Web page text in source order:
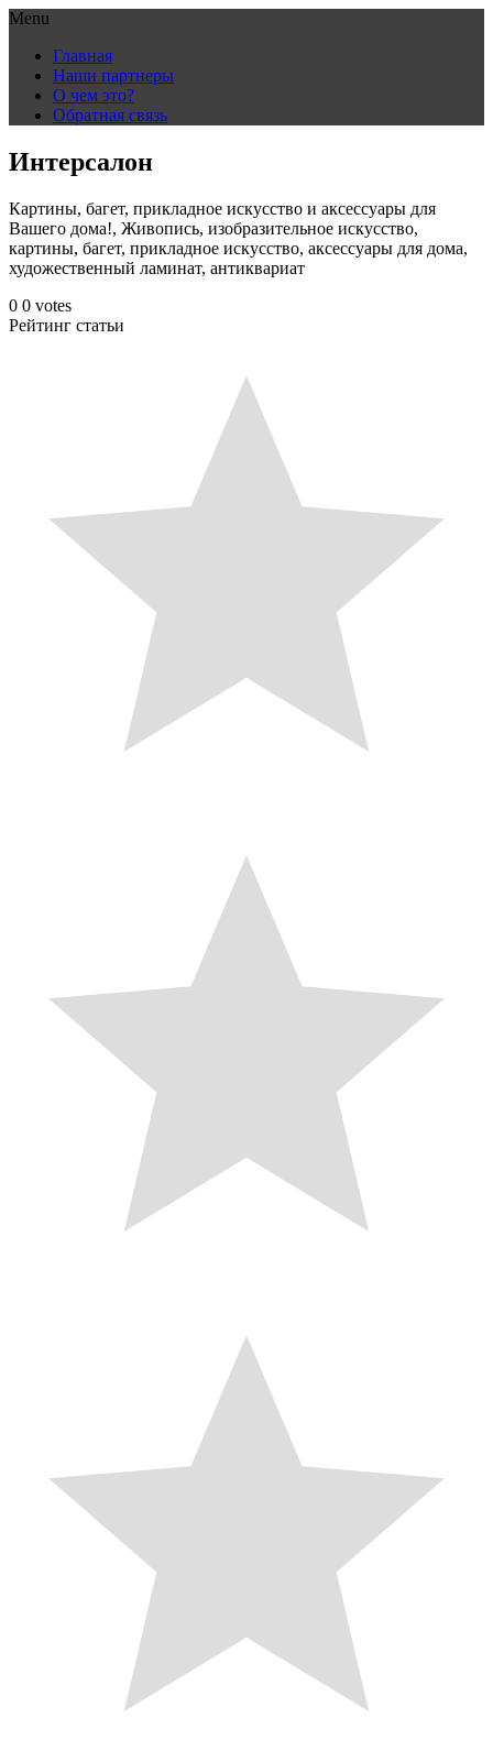
Menu
content
Главная
Наши партнеры
О чем это?
Обратная связь
Интерсалон
Картины, багет, прикладное искусство и аксессуары для
Вашего дома!, Живопись, изобразительное искусство,
картины, багет, прикладное искусство, аксессуары для дома,
художественный ламинат, антиквариат
0 0 votes
Рейтинг статьи